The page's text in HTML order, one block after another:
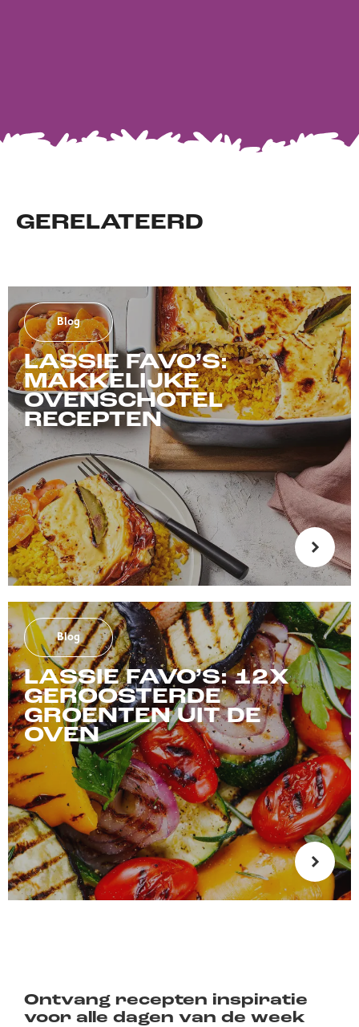
GERELATEERD
Blog
LASSIE FAVO’S:
MAKKELIJKE
OVENSCHOTEL
RECEPTEN
Blog
LASSIE FAVO’S: 12X
GEROOSTERDE
GROENTEN UIT DE
OVEN
Ontvang recepten inspiratie
voor alle dagen van de week